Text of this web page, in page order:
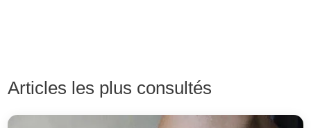
Articles les plus consultés